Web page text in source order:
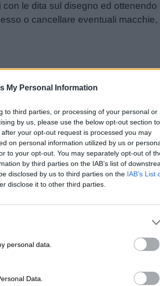
My Personal Information
to third parties, or processing of your personal or
by us, please use the below opt-out section to
your opt-out request is processed you may
on personal information utilized by us or
to your opt-out. You may separately opt-out of
by third parties on the IAB’s list of
disclosed by us to third parties on the IAB’s List
disclose it to other third parties.
personal data.
Data.
le dita sul disegno ed
o cancellare eventuali
immergerli in una scatola
conservarli in un barattolo, in
usate dei fissativi specifici
frammenti e mozziconi dei
creativo da sperimentare a
insegnando loro a non sprecare.
basta raccogliere gli avanzi,
l’accortezza di riempire bene le